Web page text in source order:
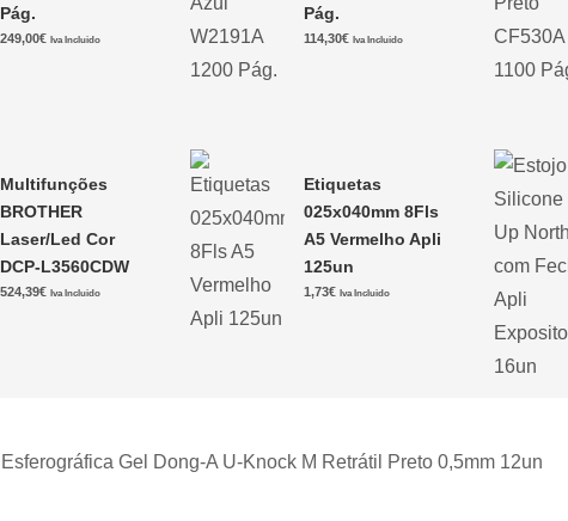
Pág.
249,00€ Iva Incluido
Pág.
114,30€ Iva Incluido
Multifunções
BROTHER
Laser/Led Cor
DCP-L3560CDW
524,39€ Iva Incluido
Etiquetas
025x040mm 8Fls
A5 Vermelho Apli
125un
1,73€ Iva Incluido
Gel Dong-A U-Knock M Retrátil Preto 0,5mm 12un